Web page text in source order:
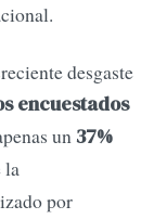
desgaste
encuestados
un37%
por